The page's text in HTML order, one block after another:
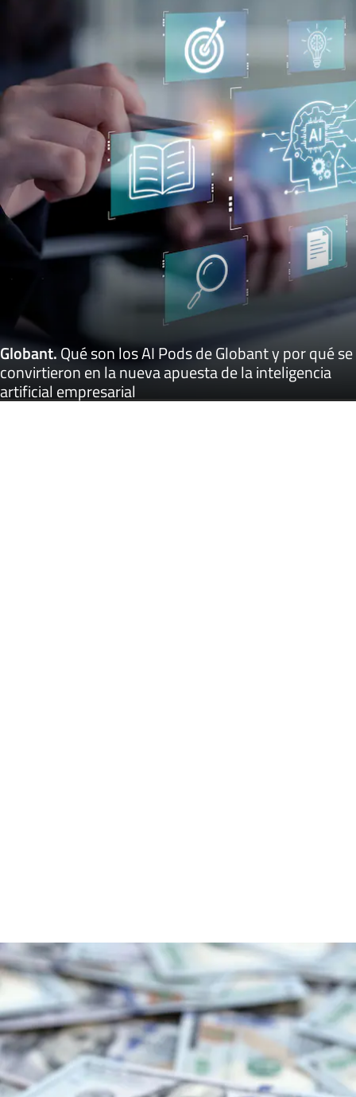
Globant.Qué son los AI Pods de Globant y por qué se
convirtieron en la nueva apuesta de la inteligencia
artificial empresarial